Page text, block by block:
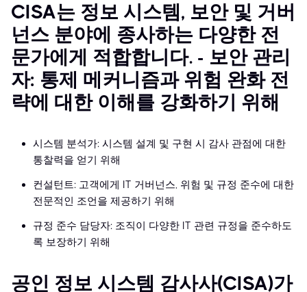
CISA는 정보 시스템, 보안 및 거버
넌스 분야에 종사하는 다양한 전
문가에게 적합합니다. - 보안 관리
자: 통제 메커니즘과 위험 완화 전
략에 대한 이해를 강화하기 위해
시스템 분석가: 시스템 설계 및 구현 시 감사 관점에 대한
통찰력을 얻기 위해
컨설턴트: 고객에게 IT 거버넌스, 위험 및 규정 준수에 대한
전문적인 조언을 제공하기 위해
규정 준수 담당자: 조직이 다양한 IT 관련 규정을 준수하도
록 보장하기 위해
공인 정보 시스템 감사사(CISA)가